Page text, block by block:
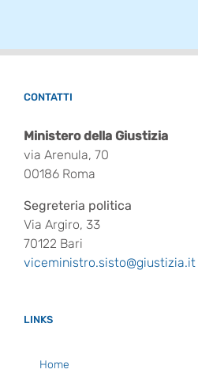
CONTATTI
Ministero della Giustizia
via Arenula, 70
00186 Roma
Segreteria politica
Via Argiro, 33
70122 Bari
viceministro.sisto@giustizia.it
LINKS
Home